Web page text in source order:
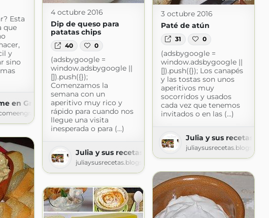
Esta
que
y
sino
en Granada
4 octubre 2016
Dip de queso para
patatas chips
40 0
(adsbygoogle =
window.adsbygoogle ||
[]).push({});
Comenzamos la
semana con un
aperitivo muy rico y
rápido para cuando nos
llegue una visita
inesperada o para (...)
Julia y sus recetas
juliaysusrecetas.blogspot.com
3 octubre 2016
Paté de atún
31 0
(adsbygoogle =
window.adsbygoogle ||
[]).push({}); Los canapés
y las tostas son unos
aperitivos muy
socorridos y usados
cada vez que tenemos
invitados o en las (...)
Julia y sus recetas